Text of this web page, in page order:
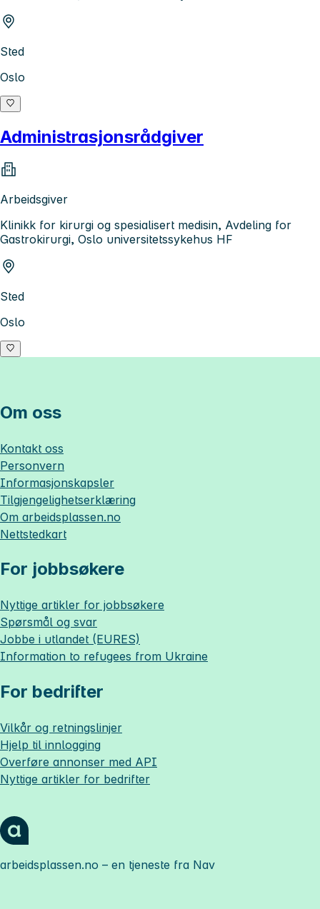
Sted
Oslo
Administrasjonsrådgiver
Arbeidsgiver
Klinikk for kirurgi og spesialisert medisin, Avdeling for
Gastrokirurgi, Oslo universitetssykehus HF
Sted
Oslo
Om oss
Kontakt oss
Personvern
Informasjonskapsler
Tilgjengelighetserklæring
Om arbeidsplassen.no
Nettstedkart
For jobbsøkere
Nyttige artikler for jobbsøkere
Spørsmål og svar
Jobbe i utlandet (EURES)
Information to refugees from Ukraine
For bedrifter
Vilkår og retningslinjer
Hjelp til innlogging
Overføre annonser med API
Nyttige artikler for bedrifter
arbeidsplassen.no – en tjeneste fra Nav